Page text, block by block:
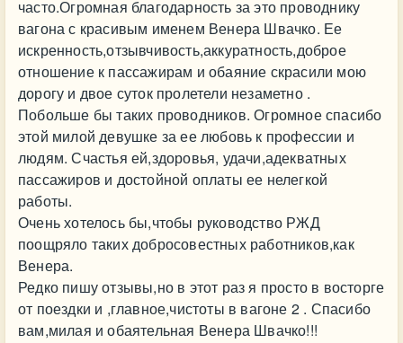
часто.Огромная благодарность за это проводнику
вагона с красивым именем Венера Швачко. Ее
искренность,отзывчивость,аккуратность,доброе
отношение к пассажирам и обаяние скрасили мою
дорогу и двое суток пролетели незаметно .
Побольше бы таких проводников. Огромное спасибо
этой милой девушке за ее любовь к профессии и
людям. Счастья ей,здоровья, удачи,адекватных
пассажиров и достойной оплаты ее нелегкой
работы.
Очень хотелось бы,чтобы руководство РЖД
поощряло таких добросовестных работников,как
Венера.
Редко пишу отзывы,но в этот раз я просто в восторге
от поездки и ,главное,чистоты в вагоне 2 . Спасибо
вам,милая и обаятельная Венера Швачко!!!